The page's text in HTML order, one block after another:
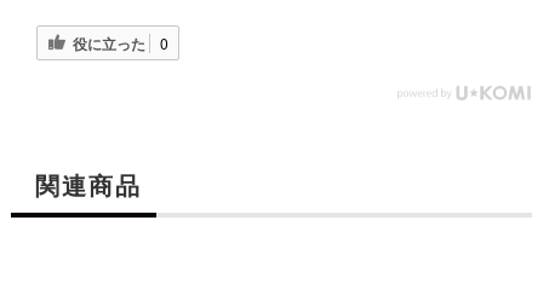
役に立った 0
関連商品